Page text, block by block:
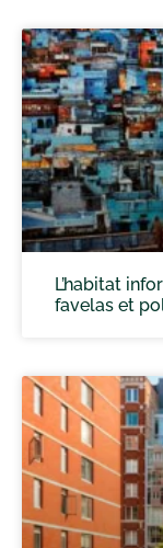
L’habitat
favelas et